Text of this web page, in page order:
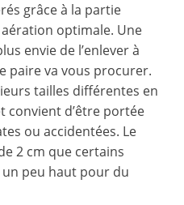
grâce à la partie
optimale. Une
envie de l’enlever à
paire va vous procurer.
tailles différentes en
convient d’être portée
ou accidentées. Le
2 cm que certains
peu haut pour du